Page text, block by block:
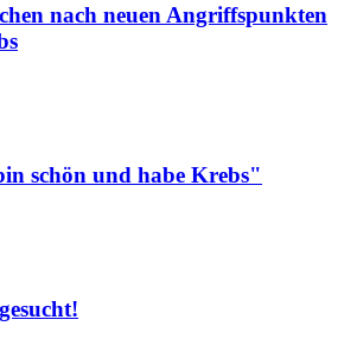
nach neuen Angriffspunkten
schön und habe Krebs"